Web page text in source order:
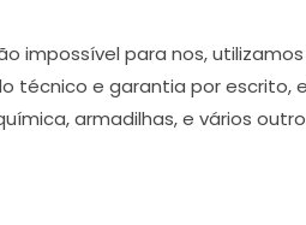
impossível para nos,
técnico e garantia por
armadilhas, e vários